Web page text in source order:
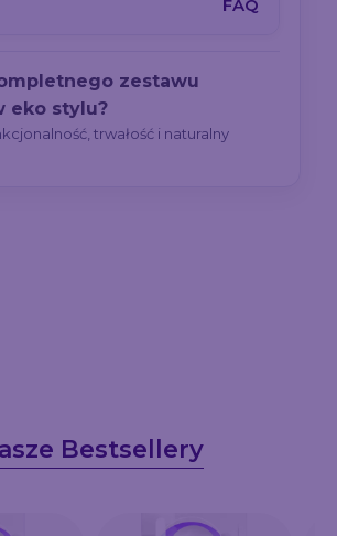
FAQ
zestawu
eko stylu?
trwałość i naturalny
Bestsellery